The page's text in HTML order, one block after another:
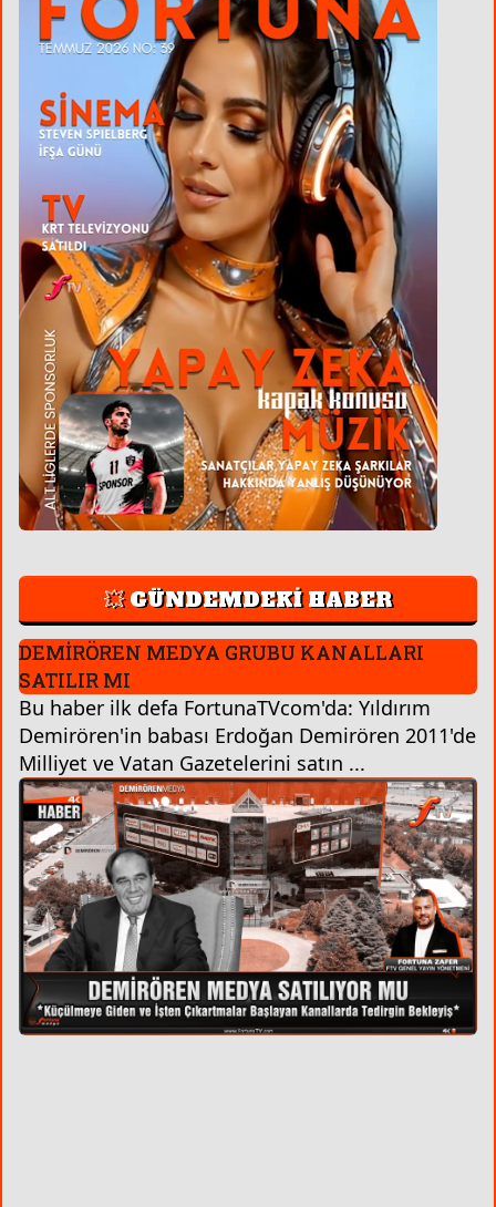
💥 GÜNDEMDEKİ HABER
DEMİRÖREN MEDYA GRUBU KANALLARI
SATILIR MI
Bu haber ilk defa FortunaTVcom'da: Yıldırım
Demirören'in babası Erdoğan Demirören 2011'de
Milliyet ve Vatan Gazetelerini satın ...